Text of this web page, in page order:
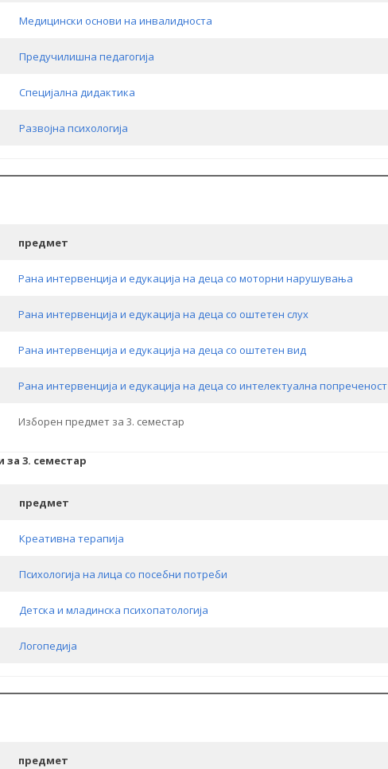
Медицински основи на инвалидноста
Предучилишна педагогија
Специјална дидактика
Развојна психологија
предмет
Рана интервенција и едукација на деца со моторни нарушувања
Рана интервенција и едукација на деца со оштетен слух
Рана интервенција и едукација на деца со оштетен вид
Рана интервенција и едукација на деца со интелектуална попреченост
Изборен предмет за 3. семестар
3. семестар
предмет
Креативна терапија
Психологија на лица со посебни потреби
Детска и младинска психопатологија
Логопедија
предмет
info@fzf.ukim.edu.mk